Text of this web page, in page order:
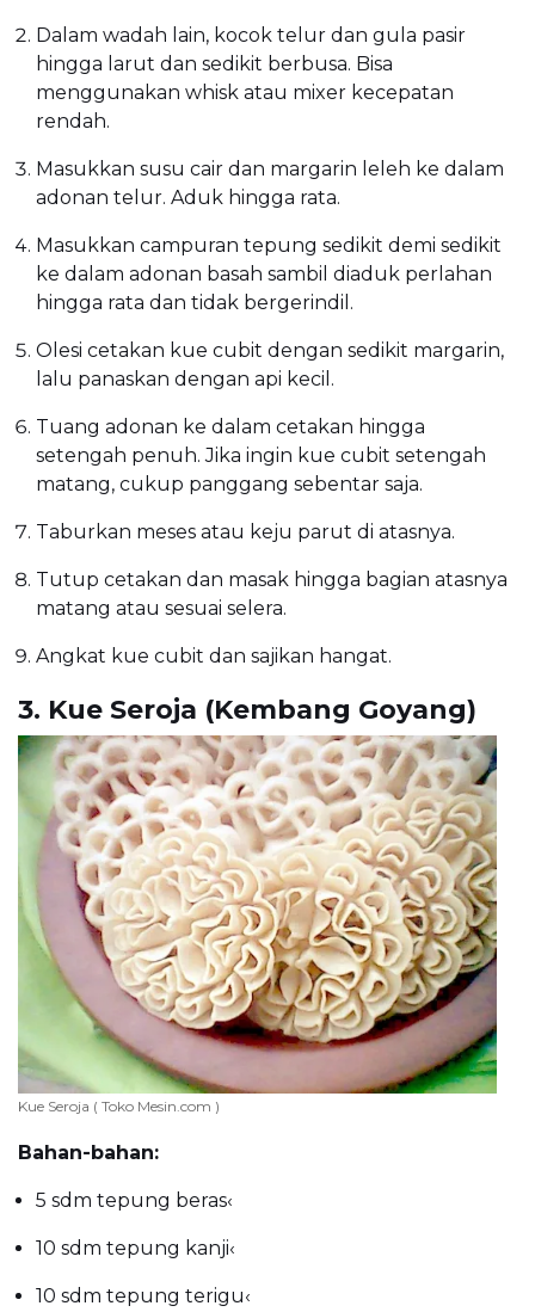
Dalam wadah lain, kocok telur dan gula pasir
hingga larut dan sedikit berbusa. Bisa
menggunakan whisk atau mixer kecepatan
rendah.
Masukkan susu cair dan margarin leleh ke dalam
adonan telur. Aduk hingga rata.
Masukkan campuran tepung sedikit demi sedikit
ke dalam adonan basah sambil diaduk perlahan
hingga rata dan tidak bergerindil.
Olesi cetakan kue cubit dengan sedikit margarin,
lalu panaskan dengan api kecil.
Tuang adonan ke dalam cetakan hingga
setengah penuh. Jika ingin kue cubit setengah
matang, cukup panggang sebentar saja.
Taburkan meses atau keju parut di atasnya.
Tutup cetakan dan masak hingga bagian atasnya
matang atau sesuai selera.
Angkat kue cubit dan sajikan hangat.
3. Kue Seroja (Kembang Goyang)
Kue Seroja ( Toko Mesin.com )
Bahan-bahan:
5 sdm tepung beras‹
10 sdm tepung kanji‹
10 sdm tepung terigu‹